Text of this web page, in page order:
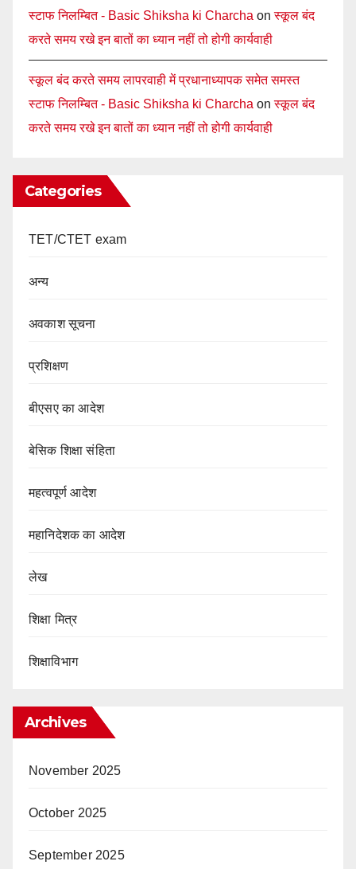
स्टाफ निलम्बित - Basic Shiksha ki Charcha onस्कूल बंद
करते समय रखे इन बातों का ध्यान नहीं तो होगी कार्यवाही
स्कूल बंद करते समय लापरवाही में प्रधानाध्यापक समेत समस्त
स्टाफ निलम्बित - Basic Shiksha ki Charcha onस्कूल बंद
करते समय रखे इन बातों का ध्यान नहीं तो होगी कार्यवाही
Categories
TET/CTET exam
अन्य
अवकाश सूचना
प्रशिक्षण
बीएसए का आदेश
बेसिक शिक्षा संहिता
महत्वपूर्ण आदेश
महानिदेशक का आदेश
लेख
शिक्षा मित्र
शिक्षाविभाग
Archives
November 2025
October 2025
September 2025